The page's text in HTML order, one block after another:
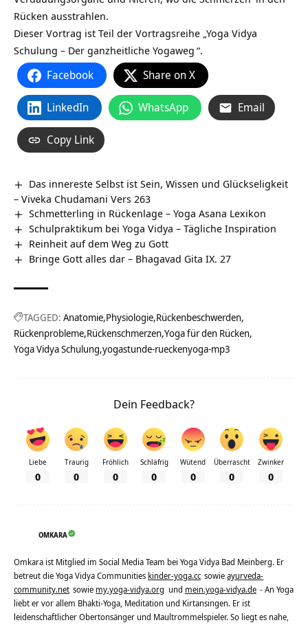
Rücken ausstrahlen.
Dieser Vortrag ist Teil der Vortragsreihe „Yoga Vidya
Schulung – Der ganzheitliche Yogaweg “.
Facebook Share on X
LinkedIn WhatsApp Email
Copy Link
Das innereste Selbst ist Sein, Wissen und Glückseligkeit
– Viveka Chudamani Vers 263
Schmetterling in Rückenlage – Yoga Asana Lexikon
Schulpraktikum bei Yoga Vidya – Tägliche Inspiration
Reinheit auf dem Weg zu Gott
Bringe Gott alles dar – Bhagavad Gita IX. 27
TAGGED: Anatomie Physiologie Rückenbeschwerden
Rückenprobleme Rückenschmerzen Yoga für den Rücken
Yoga Vidya Schulung yogastunde-rueckenyoga-mp3
Dein Feedback?
Liebe
0
Traurig
0
Fröhlich
0
Schläfrig
0
Wütend
0
Überrascht
0
Zwinker
0
OMKARA
Omkara ist Mitglied im Social Media Team bei Yoga Vidya Bad Meinberg. Er
betreut die Yoga Vidya Communities kinder-yoga.cc sowieayurveda-
community.net sowie my.yoga-vidya.org und mein.yoga-vidya.de - An Yoga
liebt er vor allem Bhakti-Yoga, Meditation und Kirtansingen. Er ist
leidenschaftlicher Obertonsänger und Maultrommelspieler. So liegt es nahe,